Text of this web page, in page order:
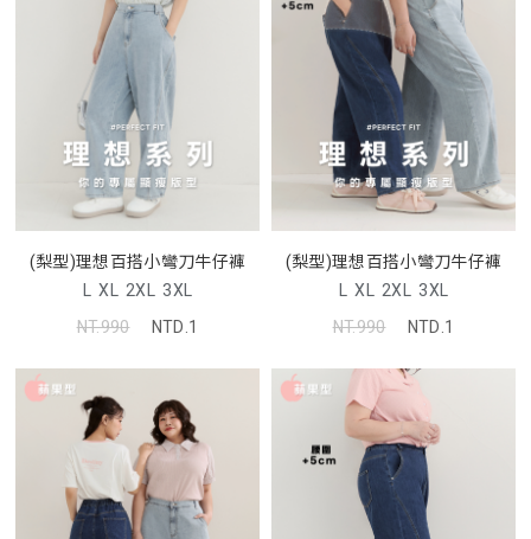
(梨型)理想百搭小彎刀牛仔褲
L XL 2XL 3XL
NT.990
NTD.1
(梨型)理想百搭小彎刀牛仔褲
L XL 2XL 3XL
NT.990
NTD.1